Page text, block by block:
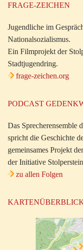
FRAGE-ZEICHEN
Jugendliche im
Nationalsozialismus.
Ein Filmprojekt der
Stadtjugendring.
frage-zeichen.org
PODCAST
Das Sprecherensemble
spricht die Geschichte
gemeinsames Projekt
der Initiative
zu allen Folgen